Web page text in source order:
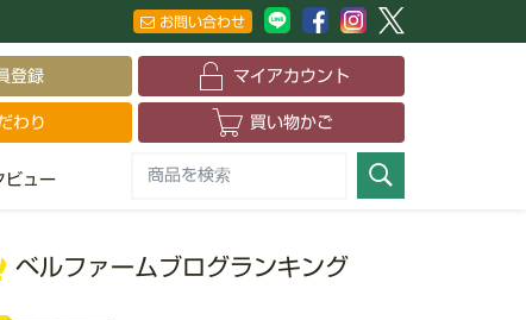
お問い合わせ
登録 マイアカウント
わり 買い物かご
ビュー
ベルファームブログランキング